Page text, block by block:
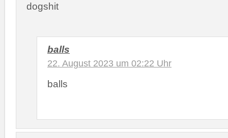
dogshit
balls
22. August 2023 um 02:22 Uhr
balls